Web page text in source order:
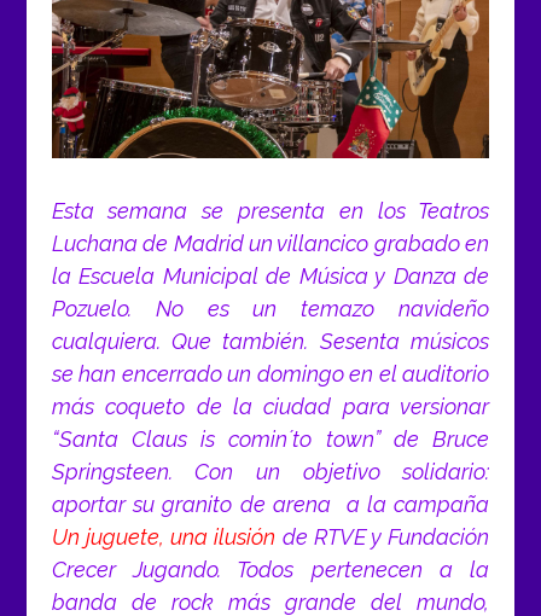
Esta semana se presenta en los Teatros
Luchana de Madrid un villancico grabado en
la Escuela Municipal de Música y Danza de
Pozuelo. No es un temazo navideño
cualquiera. Que también. Sesenta músicos
se han encerrado un domingo en el auditorio
más coqueto de la ciudad para versionar
“Santa Claus is comin´to town”de Bruce
Springsteen. Con un objetivo solidario:
aportar su granito de arena a la campaña
Un juguete, una ilusión de RTVE y Fundación
Crecer Jugando. Todos pertenecen a la
banda de rock más grande del mundo,